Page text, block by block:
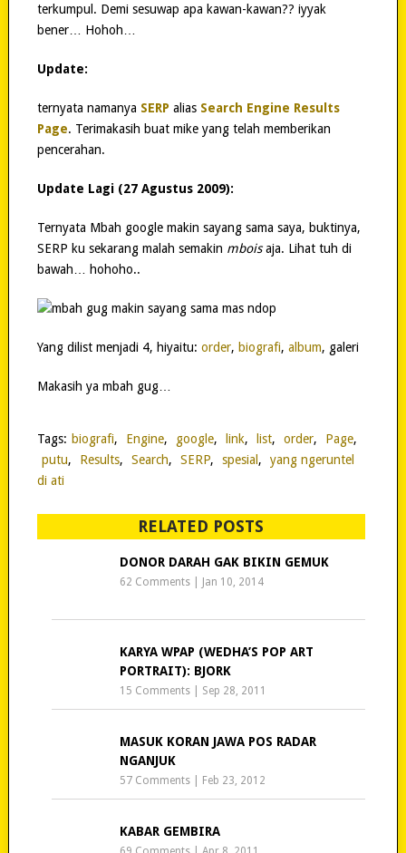
terkumpul. Demi sesuwap apa kawan-kawan?? iyyak
bener… Hohoh…
Update:
ternyata namanya SERP alias Search Engine Results
Page. Terimakasih buat mike yang telah memberikan
pencerahan.
Update Lagi (27 Agustus 2009):
Ternyata Mbah google makin sayang sama saya, buktinya,
SERP ku sekarang malah semakin mboisaja. Lihat tuh di
bawah… hohoho..
Yang dilist menjadi 4, hiyaitu: order, biografi, album, galeri
Makasih ya mbah gug…
Tags: biografi, Engine, google, link, list, order, Page,
putu, Results, Search, SERP, spesial ,
yang ngeruntel
di ati
RELATED POSTS
DONOR DARAH GAK BIKIN GEMUK
62 Comments Jan 10, 2014
KARYA WPAP (WEDHA’S POP ART
PORTRAIT): BJORK
15 Comments Sep 28, 2011
MASUK KORAN JAWA POS RADAR
NGANJUK
57 Comments Feb 23, 2012
KABAR GEMBIRA